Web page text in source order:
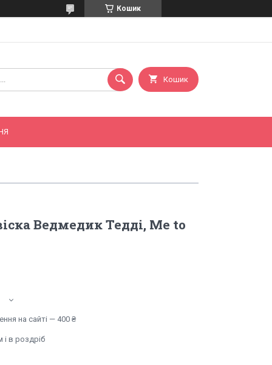
Кошик
Кошик
Ведмедик Тедді, Me to
на сайті — 400 ₴
і в роздріб